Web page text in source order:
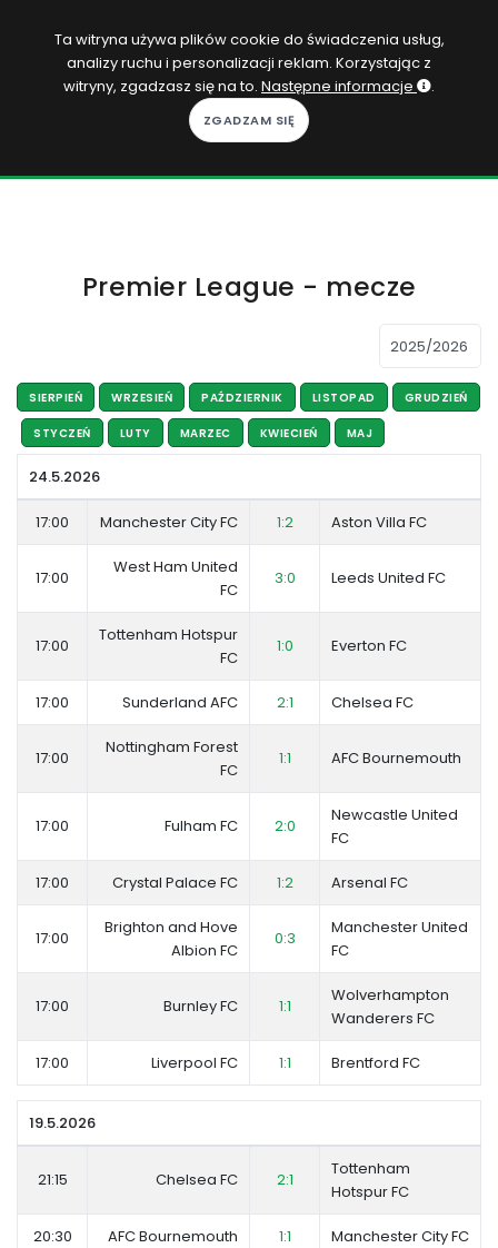
Zaloguj się
KOPACAK
DO DOMU
SUBSKRYPCJA
Ta witryna używa plików cookie do świadczenia usług,
analizy ruchu i personalizacji reklam. Korzystając z
witryny, zgadzasz się na to. Następne informacje .
Premier League - mecze
SIERPIEŃ WRZESIEŃ PAŹDZIERNIK LISTOPAD GRUDZIEŃ
STYCZEŃ LUTY MARZEC KWIECIEŃ MAJ
24.5.2026
17:00 Manchester City FC 1:2 Aston Villa FC
17:00
West Ham United
FC
3:0 Leeds United FC
17:00
Tottenham Hotspur
FC
1:0 Everton FC
17:00 Sunderland AFC 2:1 Chelsea FC
17:00
Nottingham Forest
FC
1:1 AFC Bournemouth
17:00 Fulham FC 2:0
Newcastle United
FC
17:00 Crystal Palace FC 1:2 Arsenal FC
17:00
Brighton and Hove
Albion FC
0:3
Manchester United
FC
17:00 Burnley FC 1:1
Wolverhampton
Wanderers FC
17:00 Liverpool FC 1:1 Brentford FC
19.5.2026
21:15 Chelsea FC 2:1
Tottenham
Hotspur FC
20:30 AFC Bournemouth 1:1 Manchester City FC